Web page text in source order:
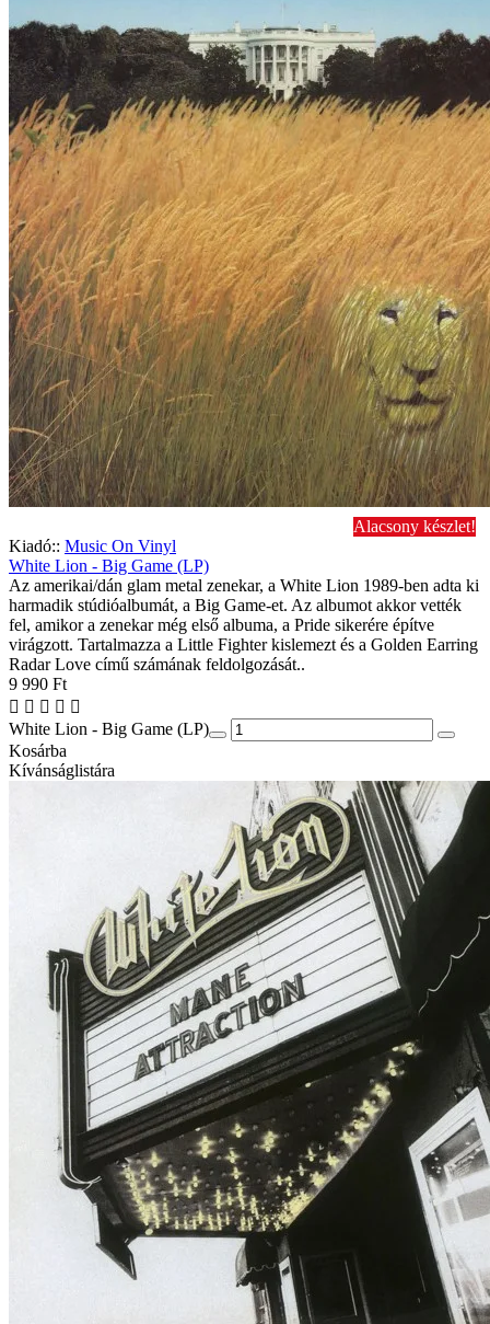
Alacsony készlet!
Kiadó:: Music On Vinyl
White Lion - Big Game (LP)
Az amerikai/dán glam metal zenekar, a White Lion 1989-ben adta ki
harmadik stúdióalbumát, a Big Game-et. Az albumot akkor vették
fel, amikor a zenekar még első albuma, a Pride sikerére építve
virágzott. Tartalmazza a Little Fighter kislemezt és a Golden Earring
Radar Love című számának feldolgozását..
9 990 Ft
White Lion - Big Game (LP)
Kosárba
Kívánságlistára